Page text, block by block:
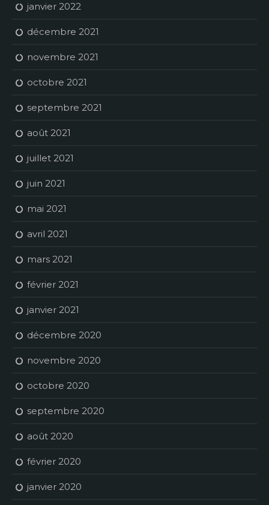
janvier 2022
décembre 2021
novembre 2021
octobre 2021
septembre 2021
août 2021
juillet 2021
juin 2021
mai 2021
avril 2021
mars 2021
février 2021
janvier 2021
décembre 2020
novembre 2020
octobre 2020
septembre 2020
août 2020
février 2020
janvier 2020